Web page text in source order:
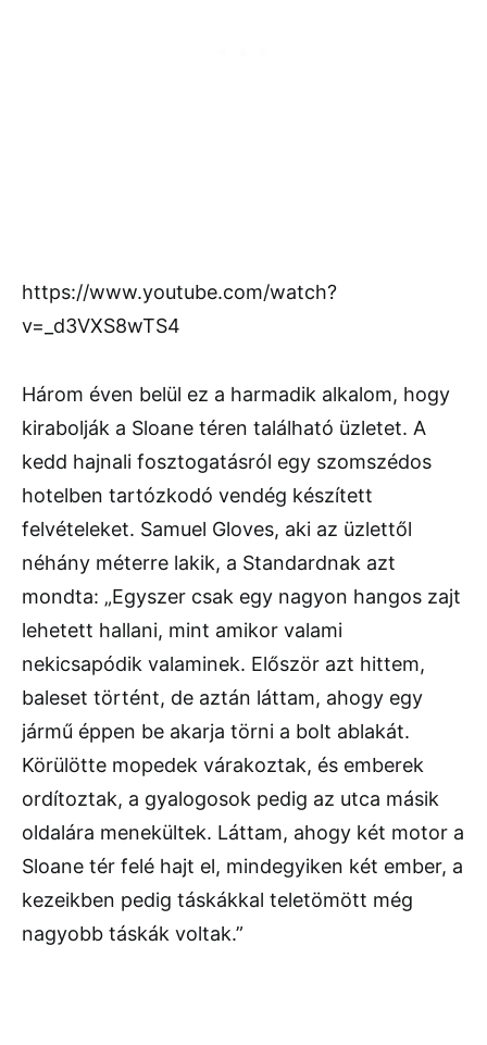
https://www.youtube.com/watch?
v=_d3VXS8wTS4
Három éven belül ez a harmadik alkalom, hogy
kirabolják a Sloane téren található üzletet. A
kedd hajnali fosztogatásról egy szomszédos
hotelben tartózkodó vendég készített
felvételeket. Samuel Gloves, aki az üzlettől
néhány méterre lakik, a Standardnak azt
mondta: „Egyszer csak egy nagyon hangos zajt
lehetett hallani, mint amikor valami
nekicsapódik valaminek. Először azt hittem,
baleset történt, de aztán láttam, ahogy egy
jármű éppen be akarja törni a bolt ablakát.
Körülötte mopedek várakoztak, és emberek
ordítoztak, a gyalogosok pedig az utca másik
oldalára menekültek. Láttam, ahogy két motor a
Sloane tér felé hajt el, mindegyiken két ember, a
kezeikben pedig táskákkal teletömött még
nagyobb táskák voltak.”